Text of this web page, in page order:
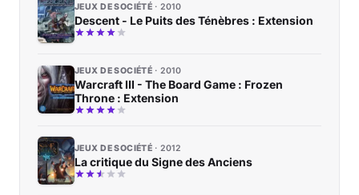
JEUX DE SOCIÉTÉ 2010
Descent - Le Puits des Ténèbres : Extension
JEUX DE SOCIÉTÉ 2010
Warcraft III - The Board Game : Frozen
Throne : Extension
JEUX DE SOCIÉTÉ 2012
La critique du Signe des Anciens